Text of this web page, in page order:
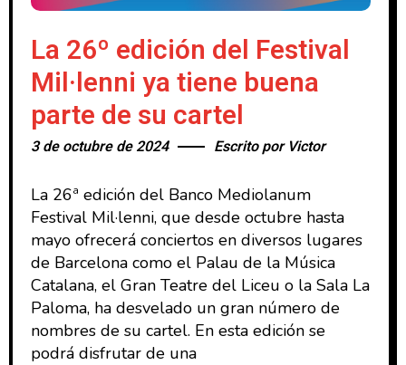
La 26º edición del Festival
Mil·lenni ya tiene buena
parte de su cartel
3 de octubre de 2024 Escrito por Victor
La 26ª edición del Banco Mediolanum
Festival Mil·lenni, que desde octubre hasta
mayo ofrecerá conciertos en diversos lugares
de Barcelona como el Palau de la Música
Catalana, el Gran Teatre del Liceu o la Sala La
Paloma, ha desvelado un gran número de
nombres de su cartel. En esta edición se
podrá disfrutar de una